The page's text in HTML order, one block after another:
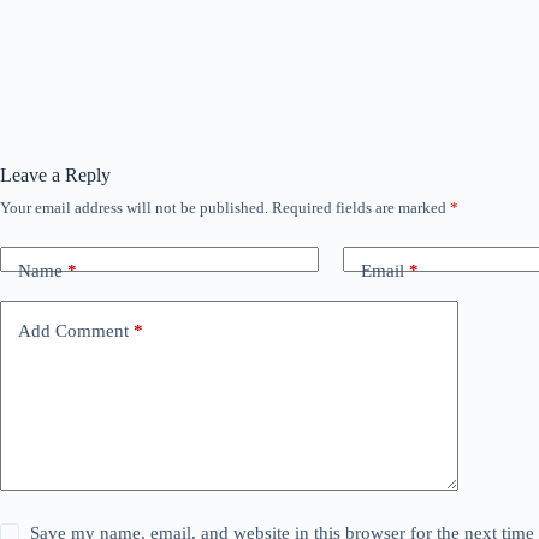
Leave a Reply
Your email address will not be published. Required fields are marked *
Name* Email*
Add Comment *
Save my name, email, and website in this browser for the next